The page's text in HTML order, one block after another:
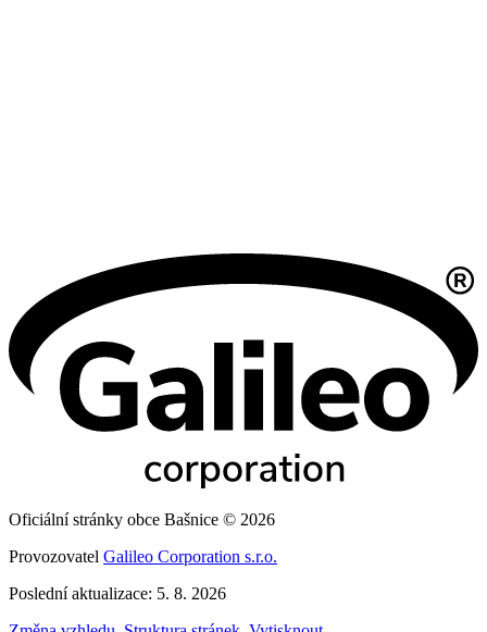
Oficiální stránky obce Bašnice © 2026
Provozovatel Galileo Corporation s.r.o.
Poslední aktualizace: 5. 8. 2026